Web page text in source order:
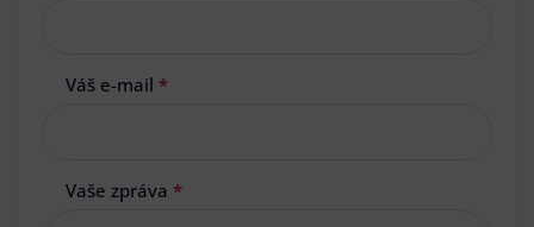
Váš e-mail *
Vaše zpráva *